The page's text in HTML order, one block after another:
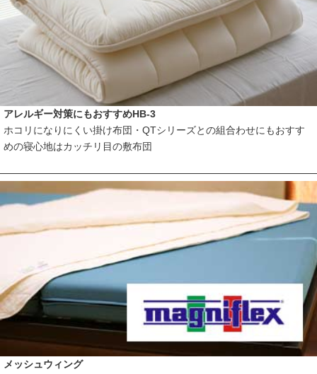
アレルギー対策にもおすすめHB-3
ホコリになりにくい掛け布団・QTシリーズとの組合わせにもおすす
めの寝心地はカッチリ目の敷布団
メッシュウィング